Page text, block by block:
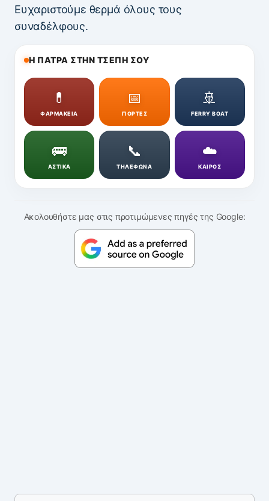
Ευχαριστούμε θερμά όλους τους
συναδέλφους.
Η ΠΑΤΡΑ ΣΤΗΝ ΤΣΕΠΗ ΣΟΥ
💊
ΦΑΡΜΑΚΕΙΑ
📅
ΓΙΟΡΤΕΣ
🚢
FERRY BOAT
🚌
ΑΣΤΙΚΑ
📞
ΤΗΛΕΦΩΝΑ
☁️
ΚΑΙΡΟΣ
Ακολουθήστε μας στις προτιμώμενες πηγές της Google: